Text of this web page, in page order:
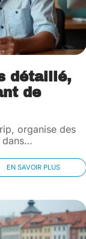
détaillé,
de
organise des
…
EN SAVOIR PLUS